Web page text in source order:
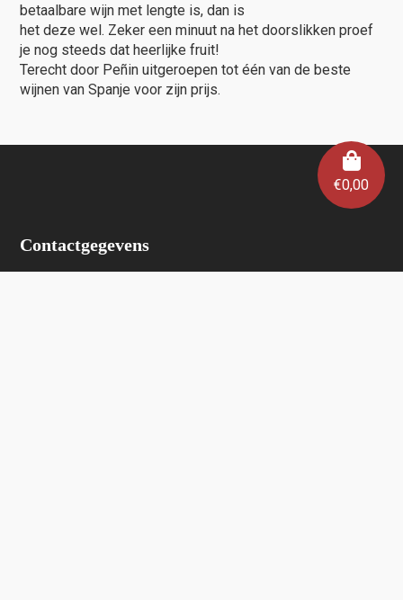
€0,00
betaalbare wijn met lengte is, dan is
het deze wel. Zeker een minuut na het doorslikken proef
je nog steeds dat heerlijke fruit!
Terecht door Peñin uitgeroepen tot één van de beste
wijnen van Spanje voor zijn prijs.
Contactgegevens